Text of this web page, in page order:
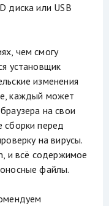
диска или USB
чем смогу
установщик
изменения
каждый может
на свои
сборки перед
на вирусы.
и всё содержимое
файлы.